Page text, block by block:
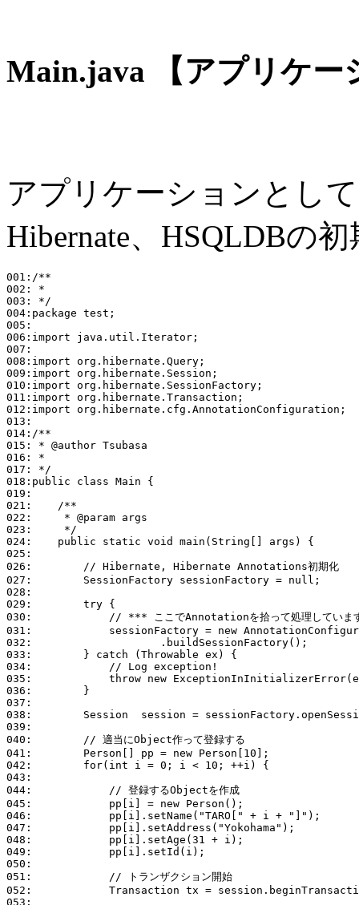
Main.java 【アプリケー
アプリケーションとし
Hibernate、HSQLDBの
001:/**
002: *
003: */
004:package test;
005:
006:import java.util.Iterator;
007:
008:import org.hibernate.Query;
009:import org.hibernate.Session;
010:import org.hibernate.SessionFactory;
011:import org.hibernate.Transaction;
012:import org.hibernate.cfg.AnnotationConfiguration;
013:
014:/**
015: * @author Tsubasa
016: *
017: */
018:public class Main {
019:
021:    /**
022:     * @param args
023:     */
024:    public static void main(String[] args) {
025:
026:        // Hibernate, Hibernate Annotations初期化
027:        SessionFactory sessionFactory = null;
028:
029:        try {
030:            // *** ここでAnnotationを拾って処理していま
031:            sessionFactory = new
032:                    .buildSessionFactory();
033:        } catch (Throwable ex) {
034:            // Log exception!
035:            throw new
036:        }
037:
038:        Session  session =
039:
040:        // 適当にObject作って登録する
041:        Person[] pp = new Person[10];
042:        for(int i = 0; i < 10; ++i) {
043:
044:            // 登録するObjectを作成
045:            pp[i] = new Person();
046:            pp[i].setName("TARO[" + i + "]");
047:            pp[i].setAddress("Yokohama");
048:            pp[i].setAge(31 + i);
049:            pp[i].setId(i);
050:
051:            // トランザクション開始
052:            Transaction tx =
053: